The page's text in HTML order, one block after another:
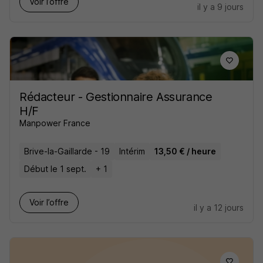
il y a 9 jours
Rédacteur - Gestionnaire Assurance
H/F
Manpower France
Brive-la-Gaillarde - 19 Intérim
13,50 € / heure
Début le 1 sept.
+ 1
Voir l’offre
il y a 12 jours